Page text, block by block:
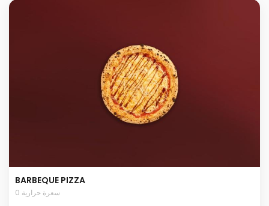
BARBEQUE PIZZA
0 سعرة حرارية